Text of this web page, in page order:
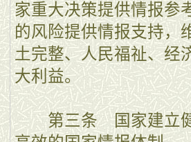
家重大决策提供情报参
的风险提供情报支持，
土完整、人民福祉、经
大利益。
第三条 国家建立健